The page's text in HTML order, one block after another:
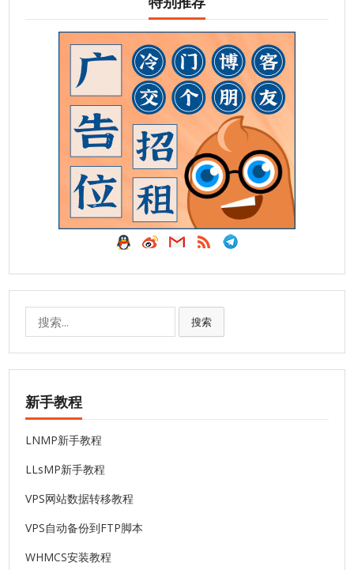
搜索
新手教程
LNMP新手教程
LLsMP新手教程
VPS网站数据转移教程
VPS自动备份到FTP脚本
WHMCS安装教程